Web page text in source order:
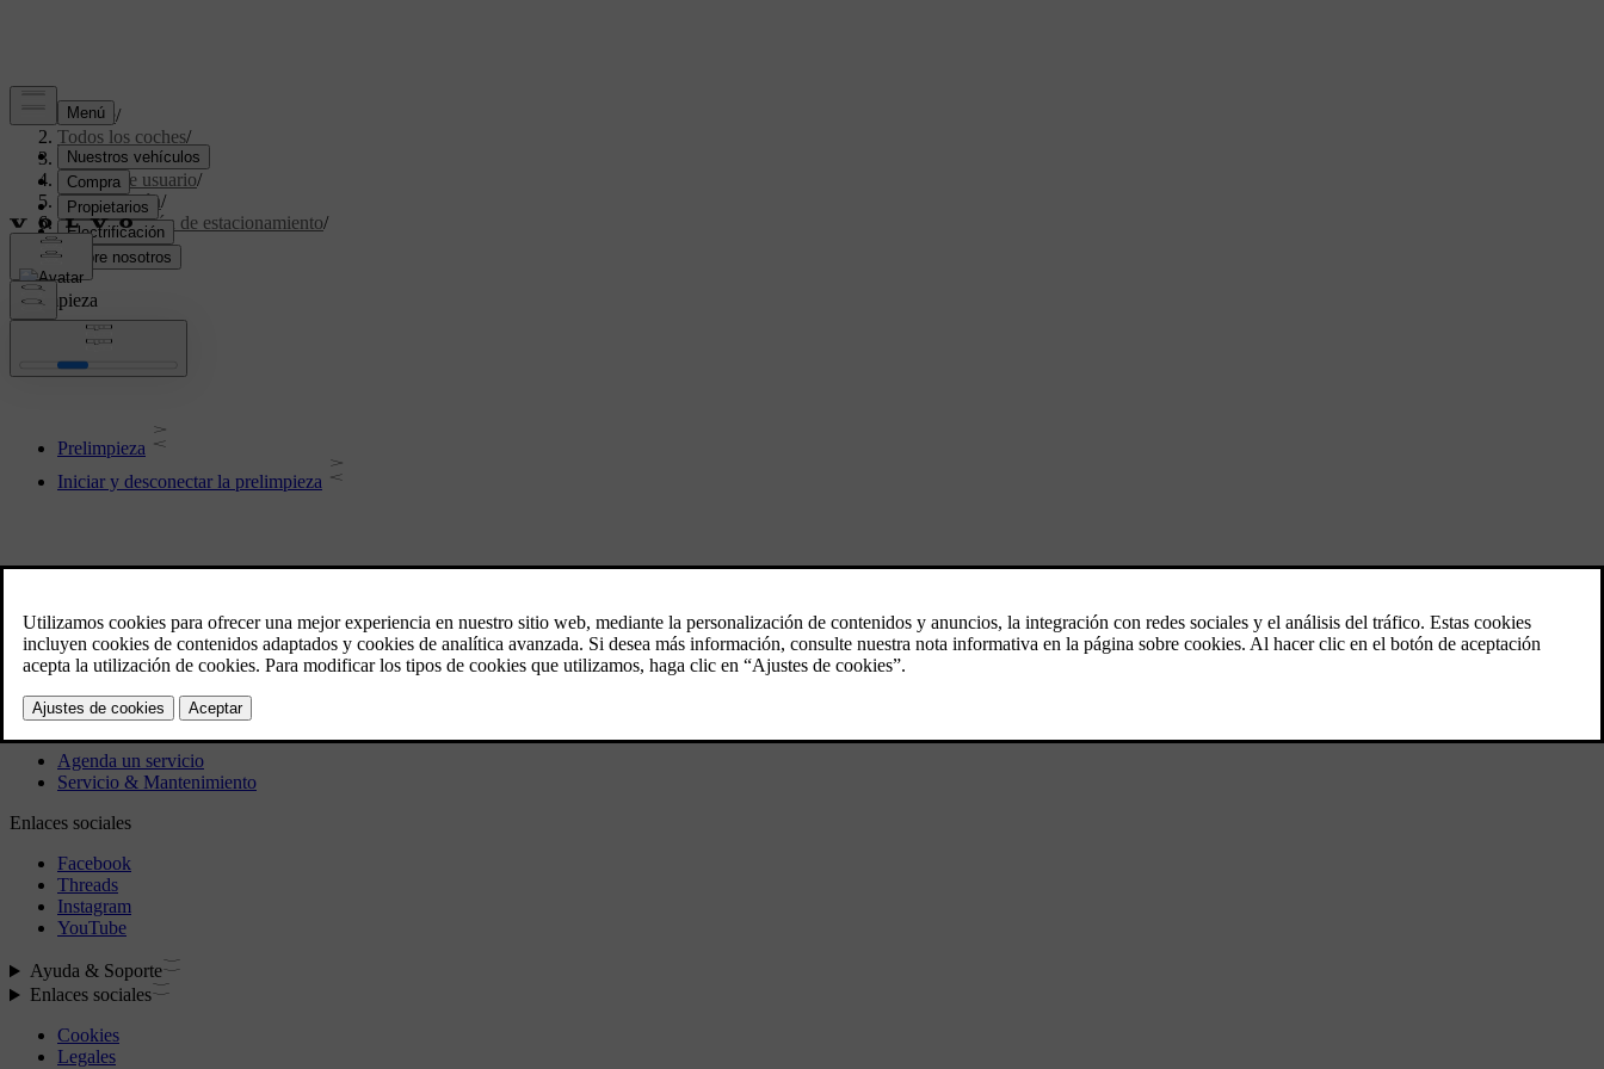
Soporte/
Todos los coches/
XC40 2024/
Manual de usuario/
Climatización/
Climatización de estacionamiento/
Prelimpieza
Prelimpieza
Prelimpieza
Iniciar y desconectar la prelimpieza